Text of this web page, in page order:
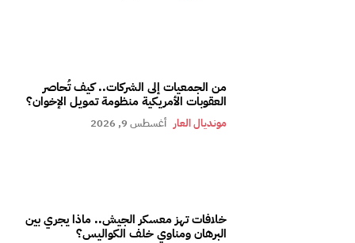
من الجمعيات إلى الشركات.. كيف تُحاصر
العقوبات الأمريكية منظومة تمويل الإخوان؟
مونديال العار أغسطس 9, 2026
خلافات تهز معسكر الجيش.. ماذا يجري بين
البرهان ومناوي خلف الكواليس؟